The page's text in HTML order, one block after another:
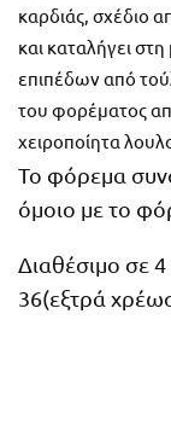
καρδιάς, σχέδιο
και καταλήγει
επιπέδων από
του φορέματος
χειροποίητα
Το φόρεμα
όμοιο με το
Διαθέσιμο σε
36(εξτρά